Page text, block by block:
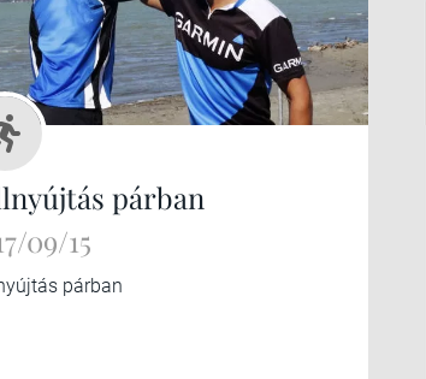
párban
09/15
párban